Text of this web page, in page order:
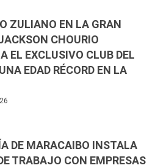
ZULIANO EN LA GRAN
CHOURIO
EL EXCLUSIVO CLUB DEL
EDAD RÉCORD EN LA
DE MARACAIBO INSTALA
TRABAJO CON EMPRESAS